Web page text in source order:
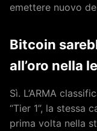
emettere nuovo
Bitcoin
all’oro nella
Sì. L’ARMA
“Tier 1”, la stessa
prima volta nella